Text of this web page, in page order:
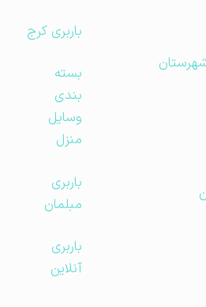
باربری کرج
بسته
بندی
وسایل
منزل
باربری
مبلمان
باربری
آنلاین